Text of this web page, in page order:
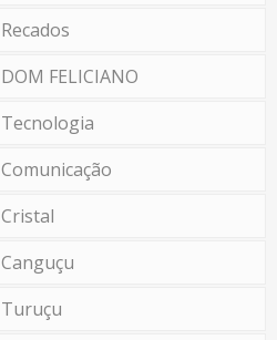
Recados
DOM FELICIANO
Tecnologia
Comunicação
Cristal
Canguçu
Turuçu